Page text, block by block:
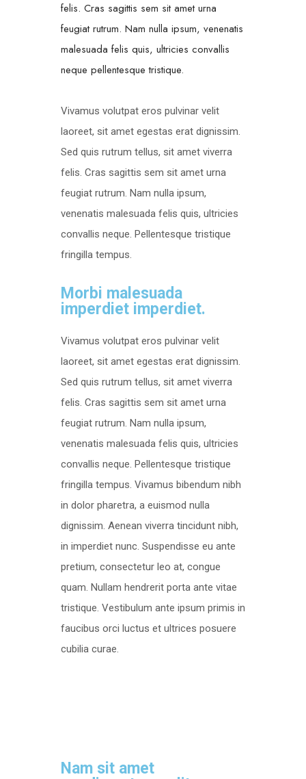
felis. Cras sagittis sem sit amet urna
feugiat rutrum. Nam nulla ipsum, venenatis
malesuada felis quis, ultricies convallis
neque pellentesque tristique.
Vivamus volutpat eros pulvinar velit
laoreet, sit amet egestas erat dignissim.
Sed quis rutrum tellus, sit amet viverra
felis. Cras sagittis sem sit amet urna
feugiat rutrum. Nam nulla ipsum,
venenatis malesuada felis quis, ultricies
convallis neque. Pellentesque tristique
fringilla tempus.
Morbi malesuada
imperdiet imperdiet.
Vivamus volutpat eros pulvinar velit
laoreet, sit amet egestas erat dignissim.
Sed quis rutrum tellus, sit amet viverra
felis. Cras sagittis sem sit amet urna
feugiat rutrum. Nam nulla ipsum,
venenatis malesuada felis quis, ultricies
convallis neque. Pellentesque tristique
fringilla tempus. Vivamus bibendum nibh
in dolor pharetra, a euismod nulla
dignissim. Aenean viverra tincidunt nibh,
in imperdiet nunc. Suspendisse eu ante
pretium, consectetur leo at, congue
quam. Nullam hendrerit porta ante vitae
tristique. Vestibulum ante ipsum primis in
faucibus orci luctus et ultrices posuere
cubilia curae.
Nam sit amet